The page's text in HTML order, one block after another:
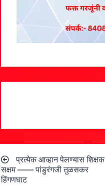
navigation
प्रत्येक आव्हान पेलण्यास शिक्षक
सक्षम —— पांडुरंगजी तुळसकर
हिंगणघाट